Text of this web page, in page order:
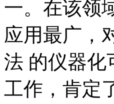
一。在该领
应用最广，
法 的仪器化
工作，肯定